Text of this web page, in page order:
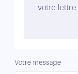
votre lettre
Votre message